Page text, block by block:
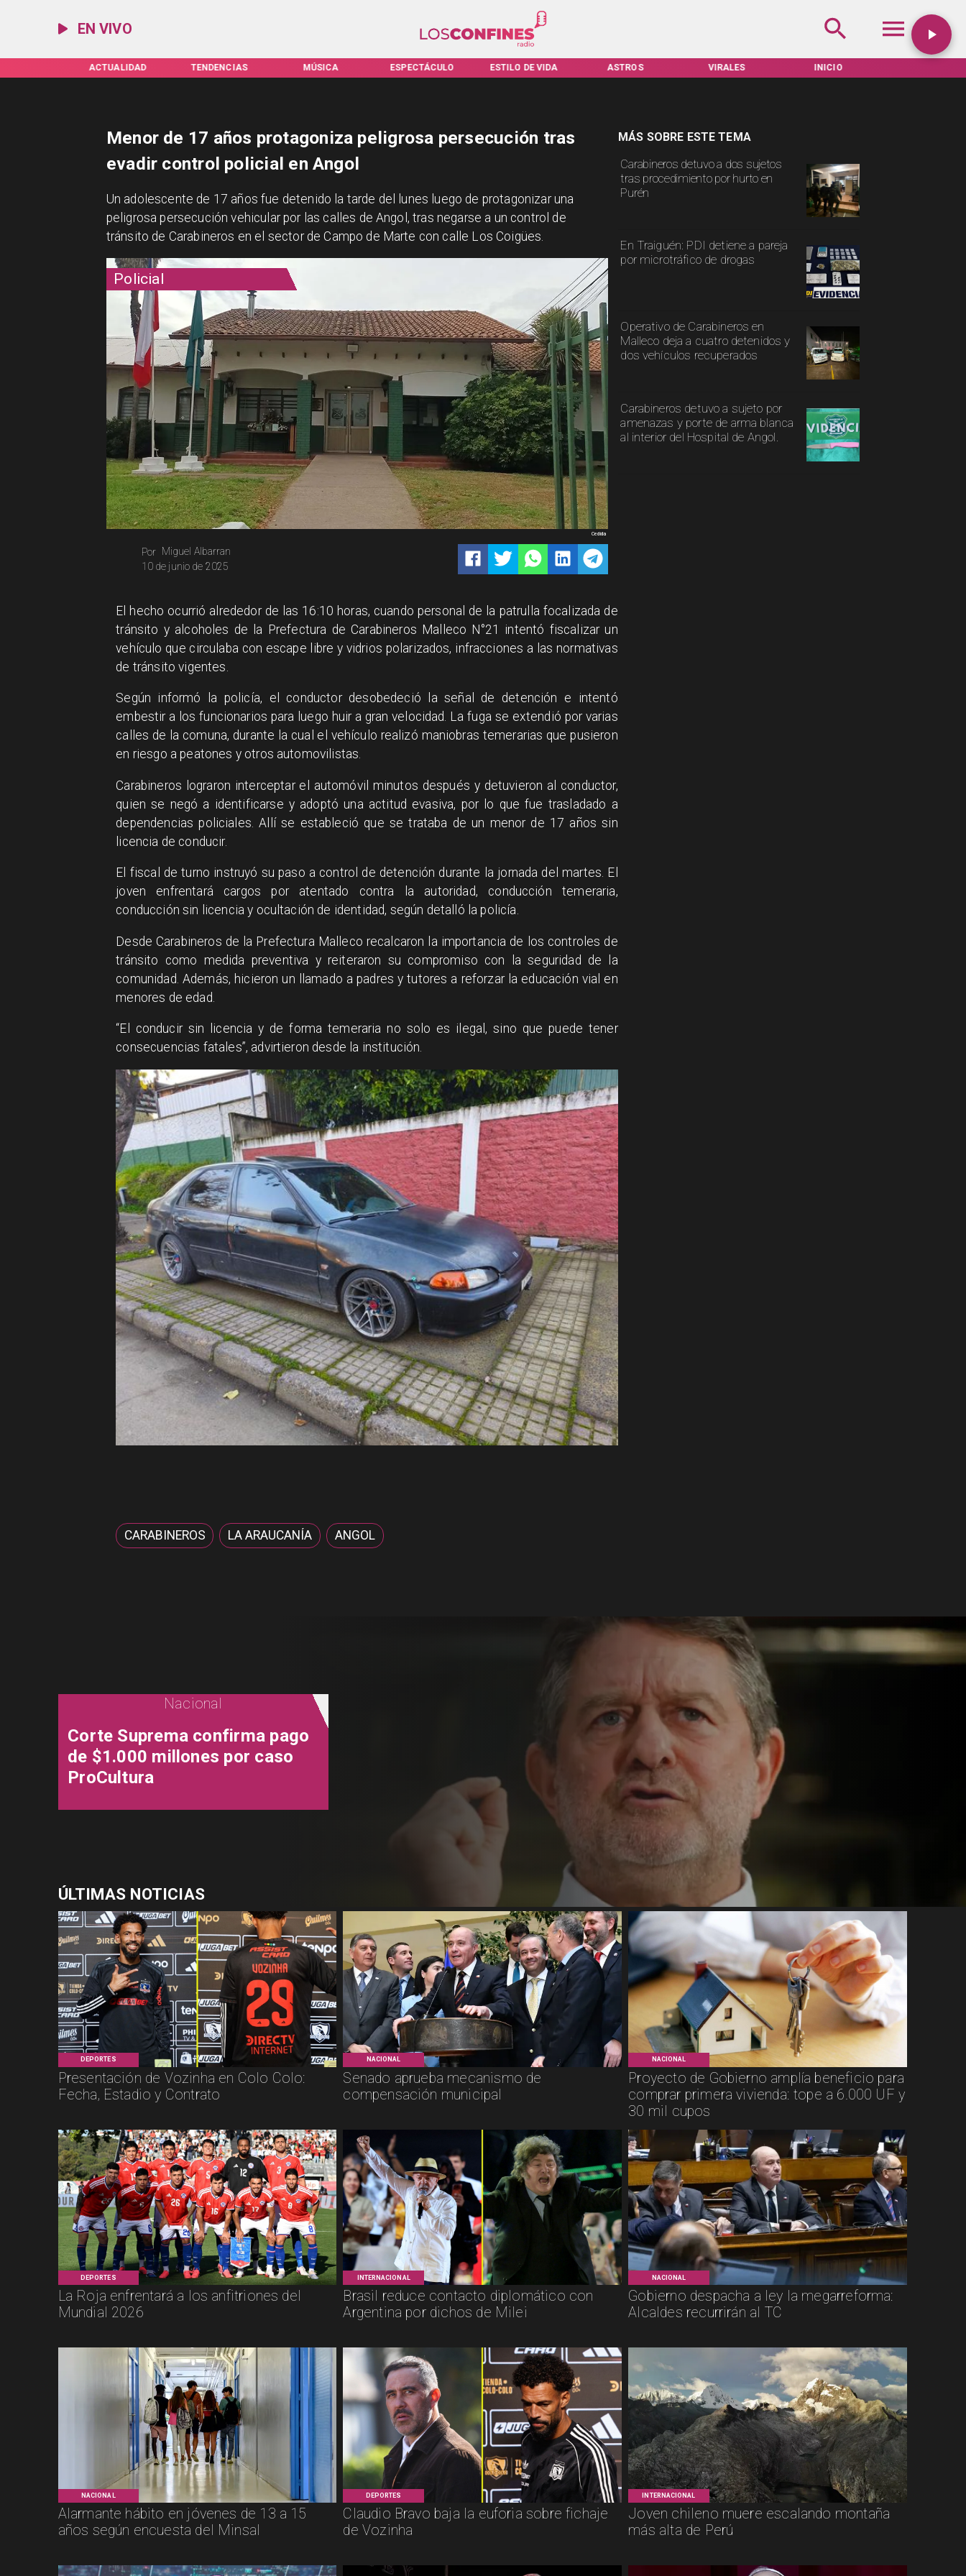
EN VIVO
ACTUALIDAD TENDENCIAS MÚSICA ESPECTÁCULO ESTILO DE VIDA ASTROS VIRALES INICIO
Policial
Miguel Albarran
Por
10 de junio de 2025
Cedida
Carabineros detuvo a dos sujetos
tras procedimiento por hurto en
Purén
En Traiguén: PDI detiene a pareja
por microtráfico de drogas
Operativo de Carabineros en
Malleco deja a cuatro detenidos y
dos vehículos recuperados
Carabineros detuvo a sujeto por
amenazas y porte de arma blanca
al interior del Hospital de Angol.
MÁS SOBRE ESTE TEMA
Menor de 17 años protagoniza peligrosa persecución tras
evadir control policial en Angol
Un adolescente de 17 años fue detenido la tarde del lunes luego de protagonizar una
peligrosa persecución vehicular por las calles de Angol, tras negarse a un control de
tránsito de Carabineros en el sector de Campo de Marte con calle Los Coigües.
​El hecho ocurrió alrededor de las 16:10 horas, cuando personal de la patrulla focalizada de
tránsito y alcoholes de la Prefectura de Carabineros Malleco N°21 intentó fiscalizar un
vehículo que circulaba con escape libre y vidrios polarizados, infracciones a las normativas
de tránsito vigentes.
​Según informó la policía, el conductor desobedeció la señal de detención e intentó
embestir a los funcionarios para luego huir a gran velocidad. La fuga se extendió por varias
calles de la comuna, durante la cual el vehículo realizó maniobras temerarias que pusieron
en riesgo a peatones y otros automovilistas.
​Carabineros lograron interceptar el automóvil minutos después y detuvieron al conductor,
quien se negó a identificarse y adoptó una actitud evasiva, por lo que fue trasladado a
dependencias policiales. Allí se estableció que se trataba de un menor de 17 años sin
licencia de conducir.
​El fiscal de turno instruyó su paso a control de detención durante la jornada del martes. El
joven enfrentará cargos por atentado contra la autoridad, conducción temeraria,
conducción sin licencia y ocultación de identidad, según detalló la policía.
​Desde Carabineros de la Prefectura Malleco recalcaron la importancia de los controles de
tránsito como medida preventiva y reiteraron su compromiso con la seguridad de la
comunidad. Además, hicieron un llamado a padres y tutores a reforzar la educación vial en
menores de edad.
​“El conducir sin licencia y de forma temeraria no solo es ilegal, sino que puede tener
consecuencias fatales”, advirtieron desde la institución.
CARABINEROS LA ARAUCANÍA ANGOL
DEPORTES
Presentación de Vozinha en Colo Colo:
Fecha, Estadio y Contrato
NACIONAL
Senado aprueba mecanismo de
compensación municipal
NACIONAL
Proyecto de Gobierno amplía beneficio para
comprar primera vivienda: tope a 6.000 UF y
30 mil cupos
DEPORTES
La Roja enfrentará a los anfitriones del
Mundial 2026
INTERNACIONAL
Brasil reduce contacto diplomático con
Argentina por dichos de Milei
NACIONAL
Gobierno despacha a ley la megarreforma:
Alcaldes recurrirán al TC
NACIONAL
Alarmante hábito en jóvenes de 13 a 15
años según encuesta del Minsal
DEPORTES
Claudio Bravo baja la euforia sobre fichaje
de Vozinha
INTERNACIONAL
Joven chileno muere escalando montaña
más alta de Perú
Nacional
Corte Suprema confirma pago
de $1.000 millones por caso
ProCultura
ÚLTIMAS NOTICIAS